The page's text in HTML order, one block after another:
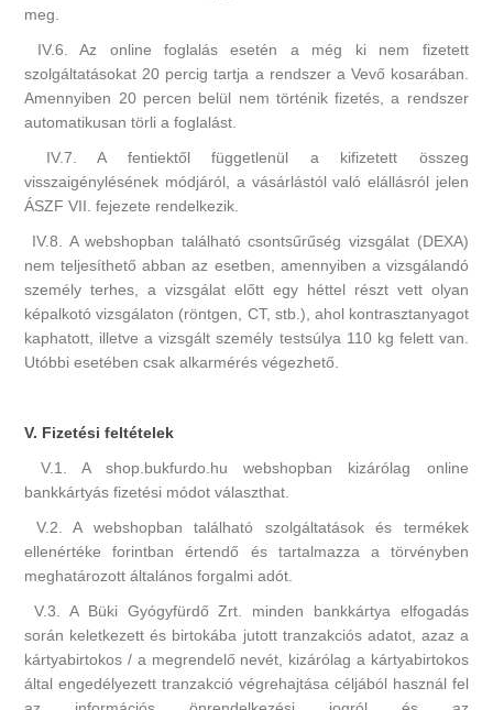
meg.
IV.6. Az online foglalás esetén a még ki nem fizetett
szolgáltatásokat 20 percig tartja a rendszer a Vevő kosarában.
Amennyiben 20 percen belül nem történik fizetés, a rendszer
automatikusan törli a foglalást.
IV.7. A fentiektől függetlenül a kifizetett összeg
visszaigénylésének módjáról, a vásárlástól való elállásról jelen
ÁSZF VII. fejezete rendelkezik.
IV.8. A webshopban található csontsűrűség vizsgálat (DEXA)
nem teljesíthető abban az esetben, amennyiben a vizsgálandó
személy terhes, a vizsgálat előtt egy héttel részt vett olyan
képalkotó vizsgálaton (röntgen, CT, stb.), ahol kontrasztanyagot
kaphatott, illetve a vizsgált személy testsúlya 110 kg felett van.
Utóbbi esetében csak alkarmérés végezhető.
V. Fizetési feltételek
V.1. A shop.bukfurdo.hu webshopban kizárólag online
bankkártyás fizetési módot választhat.
V.2. A webshopban található szolgáltatások és termékek
ellenértéke forintban értendő és tartalmazza a törvényben
meghatározott általános forgalmi adót.
V.3. A Büki Gyógyfürdő Zrt. minden bankkártya elfogadás
során keletkezett és birtokába jutott tranzakciós adatot, azaz a
kártyabirtokos / a megrendelő nevét, kizárólag a kártyabirtokos
által engedélyezett tranzakció végrehajtása céljából használ fel